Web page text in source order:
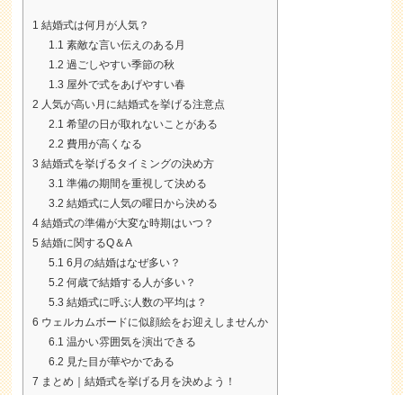
1 結婚式は何月が人気？
1.1 素敵な言い伝えのある月
1.2 過ごしやすい季節の秋
1.3 屋外で式をあげやすい春
2 人気が高い月に結婚式を挙げる注意点
2.1 希望の日が取れないことがある
2.2 費用が高くなる
3 結婚式を挙げるタイミングの決め方
3.1 準備の期間を重視して決める
3.2 結婚式に人気の曜日から決める
4 結婚式の準備が大変な時期はいつ？
5 結婚に関するQ＆A
5.1 6月の結婚はなぜ多い？
5.2 何歳で結婚する人が多い？
5.3 結婚式に呼ぶ人数の平均は？
6 ウェルカムボードに似顔絵をお迎えしませんか
6.1 温かい雰囲気を演出できる
6.2 見た目が華やかである
7 まとめ｜結婚式を挙げる月を決めよう！